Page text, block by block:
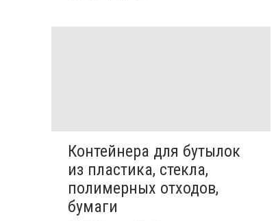
Контейнера для бутылок
из пластика, стекла,
полимерных отходов,
бумаги